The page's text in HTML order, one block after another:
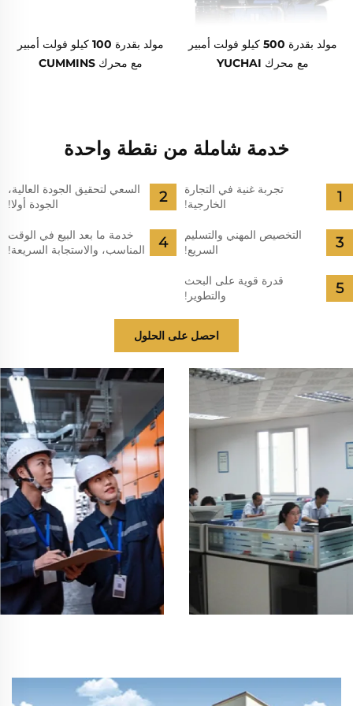
مولد بقدرة 500 كيلو فولت أمبير
مع محرك YUCHAI
مولد بقدرة 100 كيلو فولت أمبير
مع محرك CUMMINS
خدمة شاملة من نقطة واحدة
تجربة غنية في التجارة
الخارجية!
السعي لتحقيق الجودة العالية،
الجودة أولا!
التخصيص المهني والتسليم
السريع!
خدمة ما بعد البيع في الوقت
المناسب، والاستجابة السريعة!
قدرة قوية على البحث
والتطوير!
احصل على الحلول